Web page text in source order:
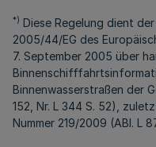
*) Diese Regelung dient
2005/44/EG des
7. September 2005 über
Binnenwasserstraßen der
152, Nr. L 344 S. 52),
Nummer 219/2009 (ABl. L